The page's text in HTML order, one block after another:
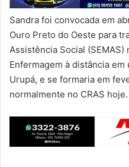
Sandra foi convocada em
Ouro Preto do Oeste para
Assistência Social (SEMAS)
Enfermagem à distância em
Urupá, e se formaria em
normalmente no CRAS hoje.